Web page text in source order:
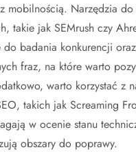
mobilnością. Narzędzia do
takie jak SEMrush czy
do badania konkurencji
fraz, na które warto
warto korzystać z
takich jak Screaming
w ocenie stanu
obszary do poprawy.